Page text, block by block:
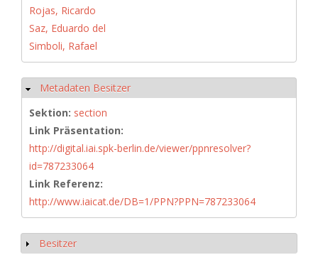
Rojas, Ricardo
Saz, Eduardo del
Simboli, Rafael
Hide
Metadaten Besitzer
Sektion: section
Link Präsentation:
http://digital.iai.spk-berlin.de/viewer/ppnresolver?
id=787233064
Link Referenz:
http://www.iaicat.de/DB=1/PPN?PPN=787233064
Show
Besitzer